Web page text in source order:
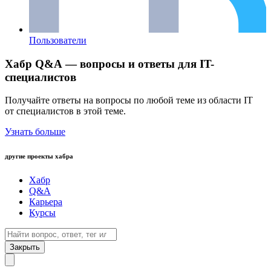
Пользователи
Хабр Q&A — вопросы и ответы для IT-
специалистов
Получайте ответы на вопросы по любой теме из области IT
от специалистов в этой теме.
Узнать больше
другие проекты хабра
Хабр
Q&A
Карьера
Курсы
Закрыть